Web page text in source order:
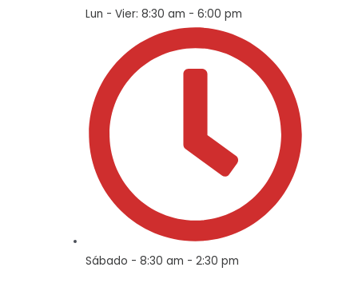
Lun - Vier: 8:30 am - 6:00 pm
Sábado - 8:30 am - 2:30 pm